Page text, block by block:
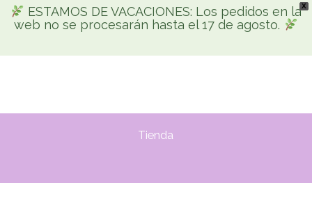
X
ESTAMOS DE VACACIONES: Los pedidos en la
web no se procesarán hasta el 17 de agosto.
Skip
mainBúsqueda
searchaccount
Tienda